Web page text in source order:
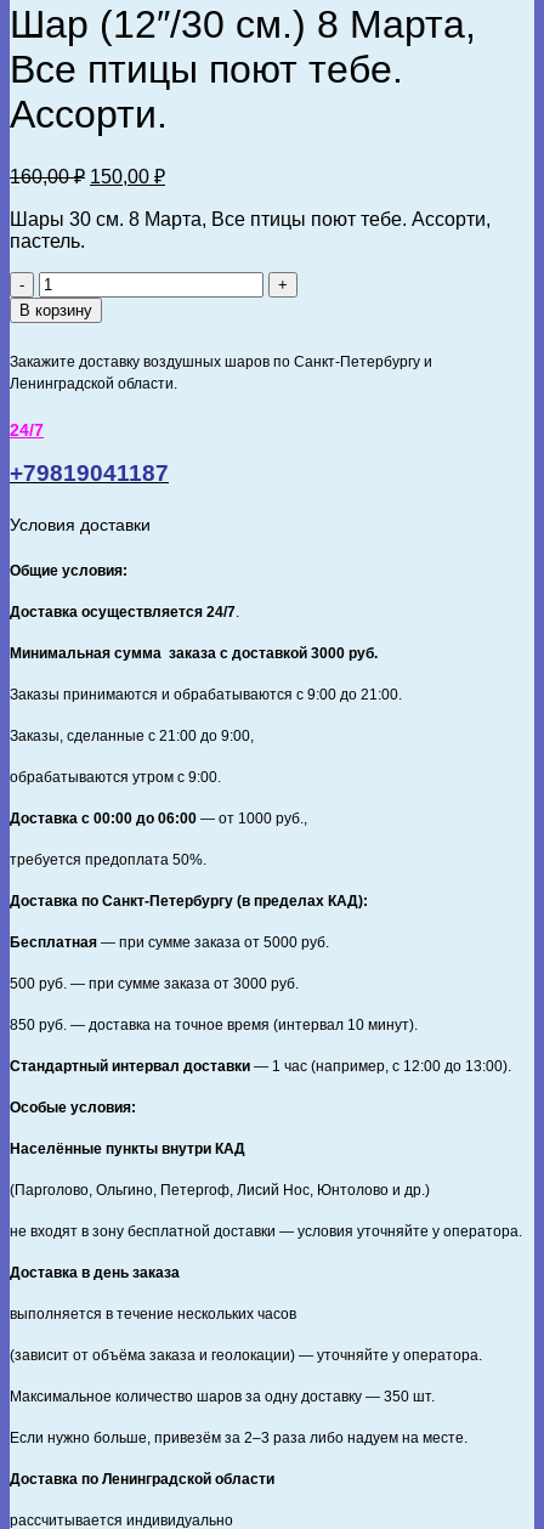
Шар (12″/30 см.) 8 Марта,
Все птицы поют тебе.
Ассорти.
160,00₽ Первоначальная
составляла
150,00 ₽Текущая
150,00 ₽.
Шары 30 см. 8 Марта, Все птицы поют тебе. Ассорти,
пастель.
Количество
товара
Шар
см.)
8
Все
поют
Ассорти.
В корзину
Закажите доставку воздушных шаров по Санкт-Петербургу и
Ленинградской области.
24/7
+79819041187
Условия доставки
Общие условия:
Доставка осуществляется 24/7.
Минимальная сумма заказа с доставкой 3000 руб.
Заказы принимаются и обрабатываются с 9:00 до 21:00.
Заказы, сделанные с 21:00 до 9:00,
обрабатываются утром с 9:00.
Доставка с 00:00 до 06:00 — от 1000 руб.,
требуется предоплата 50%.
Доставка по Санкт‑Петербургу (в пределах КАД):
Бесплатная — при сумме заказа от 5000 руб.
500 руб. — при сумме заказа от 3000 руб.
850 руб. — доставка на точное время (интервал 10 минут).
Стандартный интервал доставки — 1 час (например, с 12:00 до 13:00).
Особые условия:
Населённые пункты внутри КАД
(Парголово, Ольгино, Петергоф, Лисий Нос, Юнтолово и др.)
не входят в зону бесплатной доставки — условия уточняйте у оператора.
Доставка в день заказа
выполняется в течение нескольких часов
(зависит от объёма заказа и геолокации) — уточняйте у оператора.
Максимальное количество шаров за одну доставку — 350 шт.
Если нужно больше, привезём за 2–3 раза либо надуем на месте.
Доставка по Ленинградской области
рассчитывается индивидуально